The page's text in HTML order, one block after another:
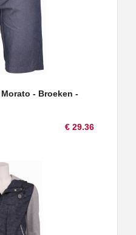
- Broeken -
€ 29.36